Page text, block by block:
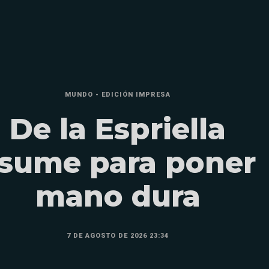
MUNDO - EDICIÓN IMPRESA
De la Espriella
para poner
mano dura
7 DE AGOSTO DE 2026 23:34